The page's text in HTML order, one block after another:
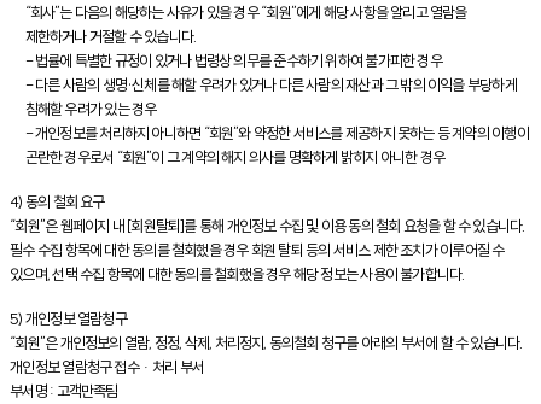
“회사”는 다음의 해당하는 사유가 있을 경우 “회원”에게 해당 사항을 알리고 열람을
제한하거나 거절할 수 있습니다.
- 법률에 특별한 규정이 있거나 법령상 의무를 준수하기 위하여 불가피한 경우
- 다른 사람의 생명·신체를 해할 우려가 있거나 다른 사람의 재산과 그 밖의 이익을 부당하게
침해할 우려가 있는 경우
- 개인정보를 처리하지 아니하면 “회원”와 약정한 서비스를 제공하지 못하는 등 계약의 이행이
곤란한 경우로서 “회원”이 그 계약의 해지 의사를 명확하게 밝히지 아니한 경우
4) 동의 철회 요구
“회원”은 웹페이지 내 [회원탈퇴]를 통해 개인정보 수집 및 이용 동의 철회 요청을 할 수 있습니다.
필수 수집 항목에 대한 동의를 철회했을 경우 회원 탈퇴 등의 서비스 제한 조치가 이루어질 수
있으며, 선택 수집 항목에 대한 동의를 철회했을 경우 해당 정보는 사용이 불가합니다.
5) 개인정보 열람청구
“회원”은 개인정보의 열람, 정정, 삭제, 처리정지, 동의철회 청구를 아래의 부서에 할 수 있습니다.
개인정보 열람청구 접수ᆞ처리 부서
부서명 : 고객만족팀